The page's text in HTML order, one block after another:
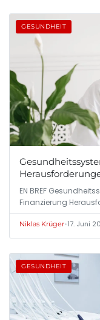
GESUNDHEIT
EN BREF
Finanzierung
Niklas Krüger•17. Juni
GESUNDHEIT